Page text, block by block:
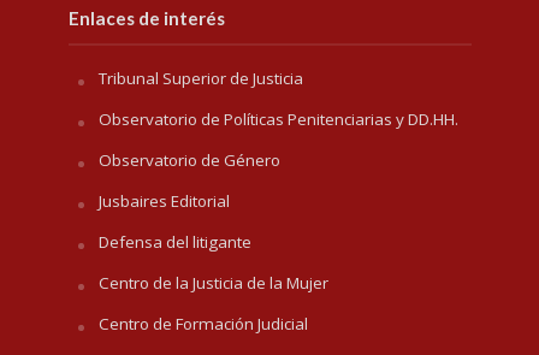
Enlaces de interés
Tribunal Superior de Justicia
Observatorio de Políticas Penitenciarias y DD.HH.
Observatorio de Género
Jusbaires Editorial
Defensa del litigante
Centro de la Justicia de la Mujer
Centro de Formación Judicial